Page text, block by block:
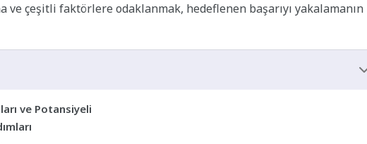
çeşitli faktörlere odaklanmak, hedeflenen başarıyı yakalamanın
ve Potansiyeli